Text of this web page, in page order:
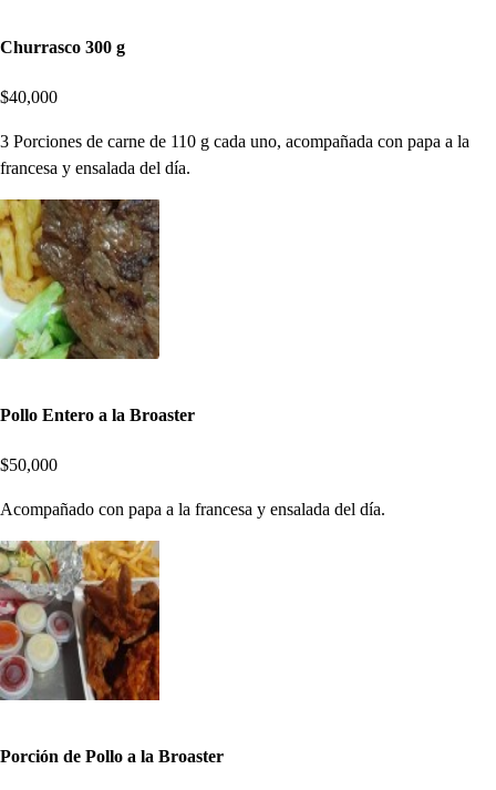
Churrasco 300 g
$40,000
3 Porciones de carne de 110 g cada uno, acompañada con papa a la
francesa y ensalada del día.
Pollo Entero a la Broaster
$50,000
Acompañado con papa a la francesa y ensalada del día.
Porción de Pollo a la Broaster